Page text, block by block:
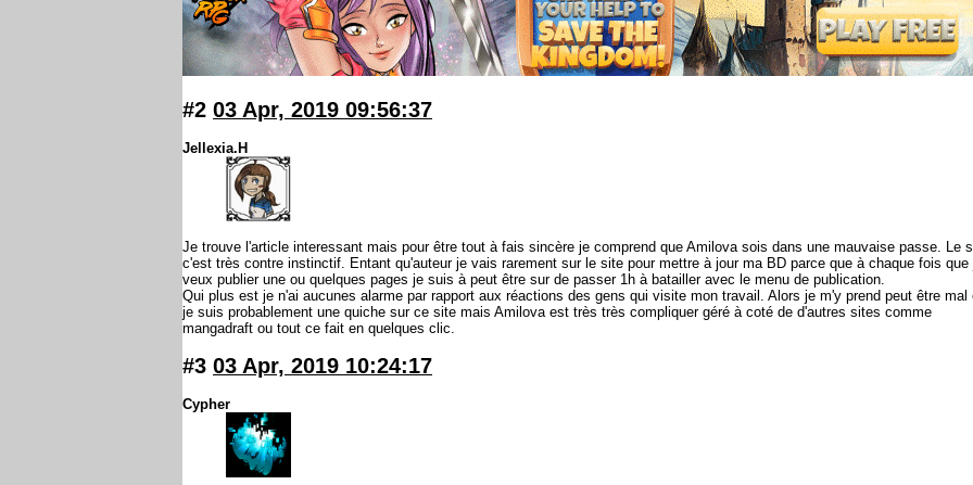
#2 03 Apr, 2019 09:56:37
Jellexia.H
Je trouve l'article interessant mais pour être tout à fais sincère je comprend que Amilova sois dans une mauvaise passe. Le
c'est très contre instinctif. Entant qu'auteur je vais rarement sur le site pour mettre à jour ma BD parce que à chaque fois que
veux publier une ou quelques pages je suis à peut être sur de passer 1h à batailler avec le menu de publication.
Qui plus est je n'ai aucunes alarme par rapport aux réactions des gens qui visite mon travail. Alors je m'y prend peut être mal
je suis probablement une quiche sur ce site mais Amilova est très très compliquer géré à coté de d'autres sites comme
mangadraft ou tout ce fait en quelques clic.
#3 03 Apr, 2019 10:24:17
Cypher